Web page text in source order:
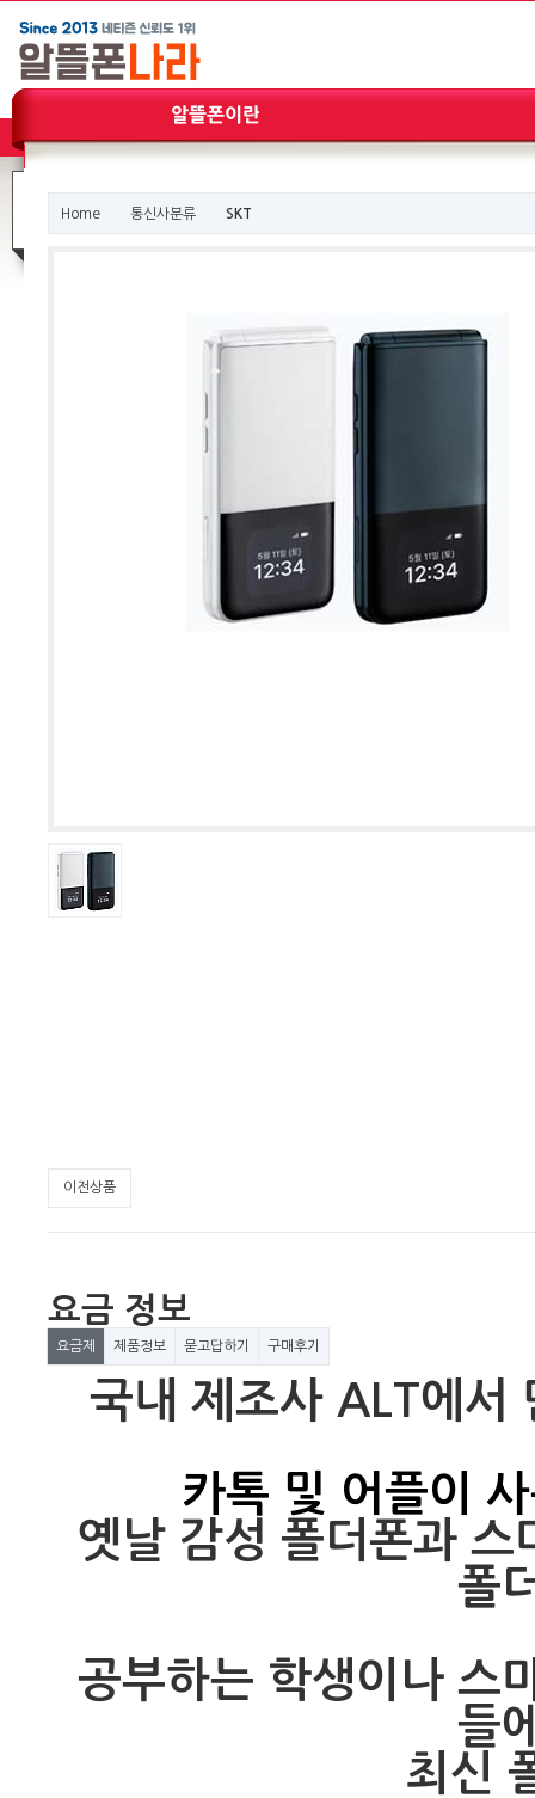
Home 통신사분류 SKT
이전상품
요금 정보
요금제 제품정보 묻고답하기 구매후기
국내 제조사 ALT에서
카톡 및 어플이
옛날 감성 폴더폰과 스
폴
공부하는 학생이나 스
들
최신